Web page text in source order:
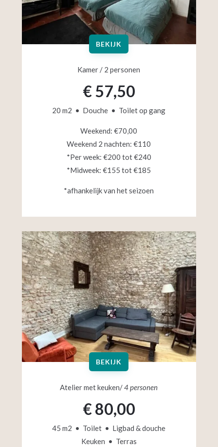
BEKIJK
Kamer / 2 personen
€ 57,50
20 m2 • Douche • Toilet op gang
Weekend: €70,00
Weekend 2 nachten: €110
*Per week: €200 tot €240
*Midweek: €155 tot €185
*afhankelijk van het seizoen
BEKIJK
Atelier met keuken/4 personen
€ 80,00
45 m2 • Toilet • Ligbad & douche
Keuken • Terras